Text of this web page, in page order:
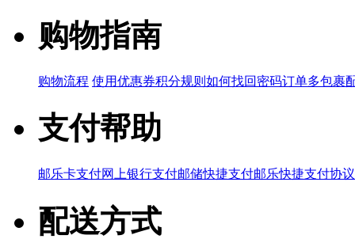
购物指南
购物流程 使用优惠券积分规则 如何找回密码订单多包裹
支付帮助
邮乐卡支付网上银行支付邮储快捷支付邮乐快捷支付协议
配送方式